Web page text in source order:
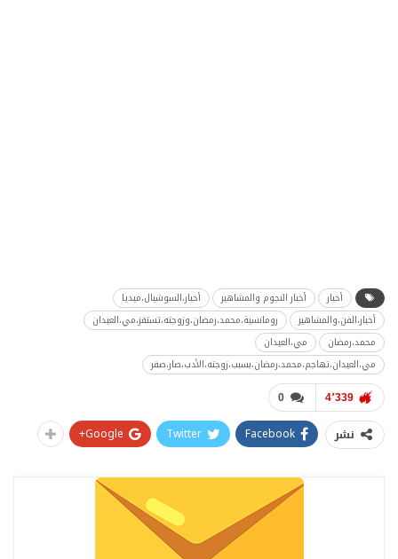
أخبار أخبار النجوم والمشاهير
أخبار،السوشيال،ميديا
أخبار،الفن،والمشاهير
رومانسية،محمد،رمضان،وزوجته،تستفز،مي،العيدان
محمد،رمضان
مي،العيدان
مي،العيدان،تهاجم،محمد،رمضان،بسبب،زوجته،الأدب،صار،صفر
0 4٬339
نشر Facebook
Twitter
Google+